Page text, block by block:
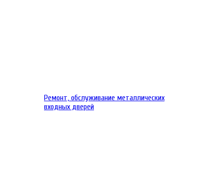
Ремонт, обслуживание металлических
входных дверей